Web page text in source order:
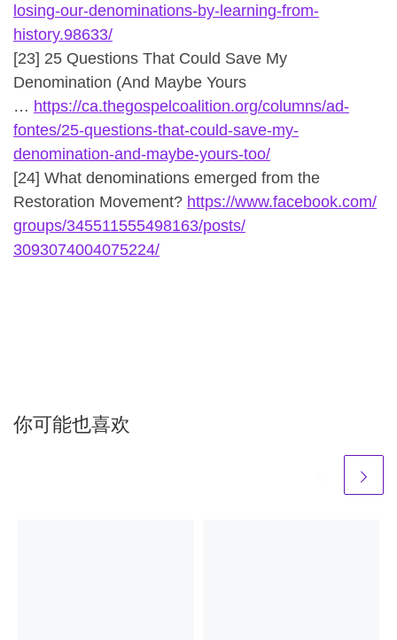
losing-our-denominations-by-learning-from-
history.98633/
[23] 25 Questions That Could Save My
Denomination (And Maybe Yours
… https://ca.thegospelcoalition.org/columns/ad-
fontes/25-questions-that-could-save-my-
denomination-and-maybe-yours-too/
[24] What denominations emerged from the
Restoration Movement? https://www.facebook.com/
groups/345511555498163/posts/
3093074004075224/
你可能也喜欢